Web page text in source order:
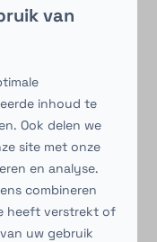
van
inhoud te
Ook delen we
site met onze
en analyse.
combineren
heeft verstrekt of
uw gebruik